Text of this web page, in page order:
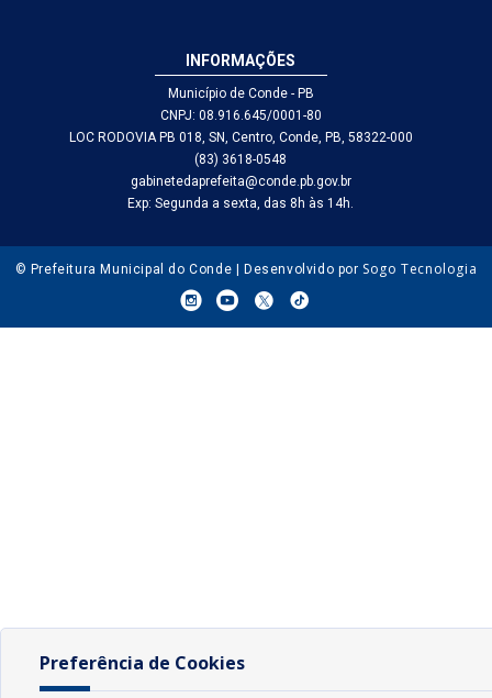
INFORMAÇÕES
Município de Conde - PB
CNPJ: 08.916.645/0001-80
LOC RODOVIA PB 018, SN, Centro, Conde, PB, 58322-000
(83) 3618-0548
gabinetedaprefeita@conde.pb.gov.br
Exp: Segunda a sexta, das 8h às 14h.
© Prefeitura Municipal do Conde | Desenvolvido por Sogo Tecnologia
Preferência de Cookies